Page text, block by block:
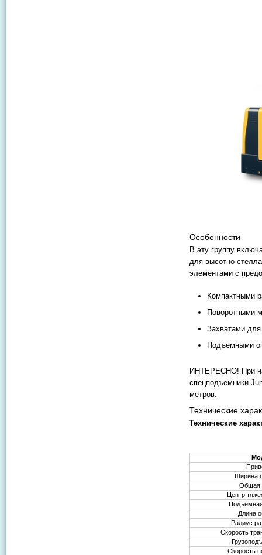
Особенности
В эту группу
для высотно-
элементами с
Компактными
Поворотными
Захватами
Подъемными
ИНТЕРЕСНО! При
спецподъемники
метров.
Технические
Технические
Ширина
Общая
Центр
Длина
Радиус
Скорость
Скорость